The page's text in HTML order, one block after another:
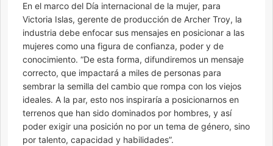
En el marco del Día internacional de la mujer, para
Victoria Islas, gerente de producción de Archer Troy, la
industria debe enfocar sus mensajes en posicionar a las
mujeres como una figura de confianza, poder y de
conocimiento. “De esta forma, difundiremos un mensaje
correcto, que impactará a miles de personas para
sembrar la semilla del cambio que rompa con los viejos
ideales. A la par, esto nos inspiraría a posicionarnos en
terrenos que han sido dominados por hombres, y así
poder exigir una posición no por un tema de género, sino
por talento, capacidad y habilidades”.